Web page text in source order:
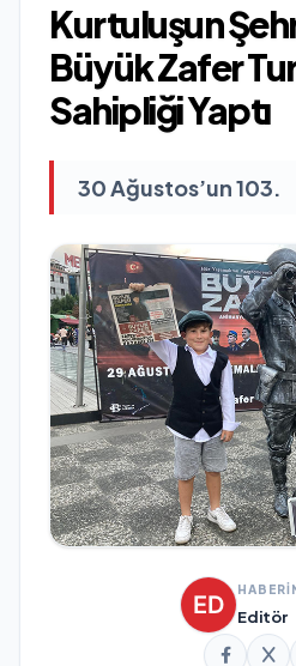
Kurtuluşun
Büyük Zafer
Sahipliği Yaptı
30 Ağustos’un 103.
Editör